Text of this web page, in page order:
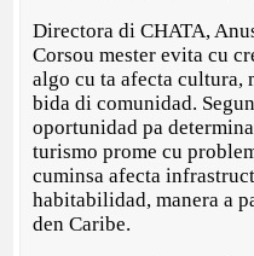
Directora di CHATA,
Corsou mester evita cu
algo cu ta afecta cultura,
bida di comunidad.
oportunidad pa
turismo prome cu
cuminsa afecta
habitabilidad, manera a
den Caribe.